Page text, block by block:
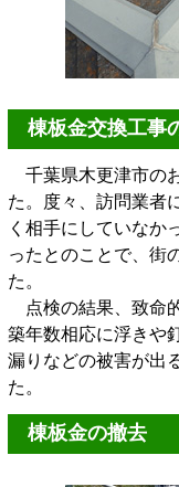
棟板金交換工事
千葉県木更津市の
た。度々、訪問業者
く相手にしていなか
ったとのことで、街
た。
点検の結果、致命
築年数相応に浮きや
漏りなどの被害が出
た。
棟板金の撤去